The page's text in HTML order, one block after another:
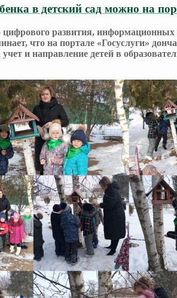
в детский сад можно на
развития, информационных
что на портале «Госуслуги»
и направление детей в